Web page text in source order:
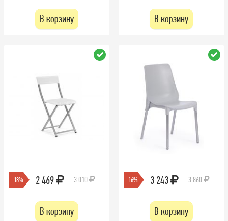
В корзину В корзину
-18% 2 469 3 010
В корзину
-16% 3 243 3 860
В корзину